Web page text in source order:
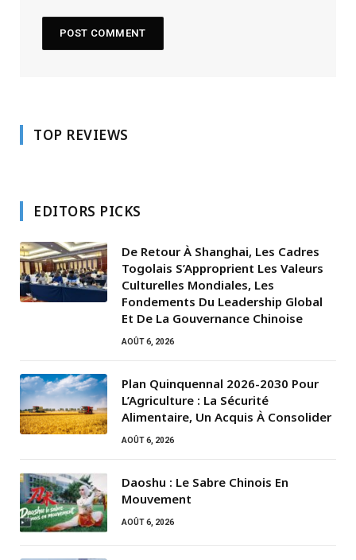
TOP REVIEWS
EDITORS PICKS
De Retour À Shanghai, Les Cadres
Togolais S’Approprient Les Valeurs
Culturelles Mondiales, Les
Fondements Du Leadership Global
Et De La Gouvernance Chinoise
AOÛT 6, 2026
Plan Quinquennal 2026-2030 Pour
L’Agriculture : La Sécurité
Alimentaire, Un Acquis À Consolider
AOÛT 6, 2026
Daoshu : Le Sabre Chinois En
Mouvement
AOÛT 6, 2026